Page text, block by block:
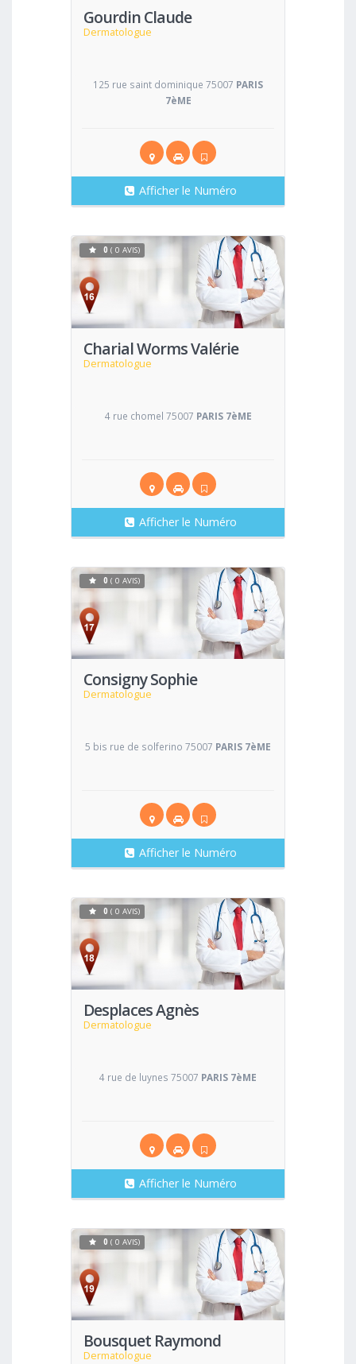
Gourdin Claude
Dermatologue
125 rue saint dominique 75007 PARIS
7èME
Afficher le Numéro
Charial Worms Valérie
Dermatologue
Voir
0 ( 0 AVIS)
4 rue chomel 75007 PARIS 7èME
Afficher le Numéro
Consigny Sophie
Dermatologue
Voir
0 ( 0 AVIS)
5 bis rue de solferino 75007 PARIS 7èME
Afficher le Numéro
Desplaces Agnès
Dermatologue
Voir
0 ( 0 AVIS)
4 rue de luynes 75007 PARIS 7èME
Afficher le Numéro
Bousquet Raymond
Dermatologue
Voir
0 ( 0 AVIS)